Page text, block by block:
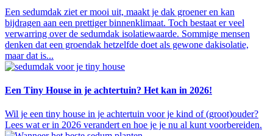
Een sedumdak ziet er mooi uit, maakt je dak groener en kan
bijdragen aan een prettiger binnenklimaat. Toch bestaat er veel
verwarring over de sedumdak isolatiewaarde. Sommige mensen
denken dat een groendak hetzelfde doet als gewone dakisolatie,
maar dat is...
Een Tiny House in je achtertuin? Het kan in 2026!
Wil je een tiny house in je achtertuin voor je kind of (groot)ouder?
Lees wat er in 2026 verandert en hoe je je nu al kunt voorbereiden.